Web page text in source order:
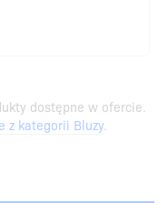
dostępne w ofercie.
z kategorii Bluzy.